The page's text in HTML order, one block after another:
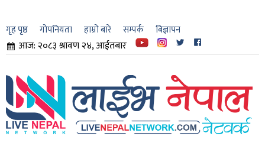
गृह पृष्ठ गोपनियता हाम्रो बारे सम्पर्क बिज्ञापन
आज: २०८३ श्रावण २४, आईतबार